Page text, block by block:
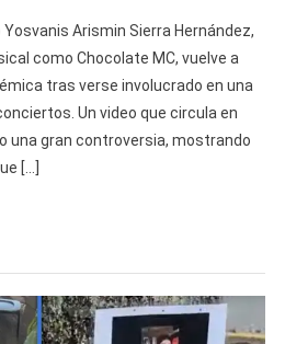
MC
Una
Nueva
Pelea
Arismin Sierra Hernández,
como Chocolate MC, vuelve a
tras verse involucrado en una
Un video que circula en
una gran controversia, mostrando
[…]